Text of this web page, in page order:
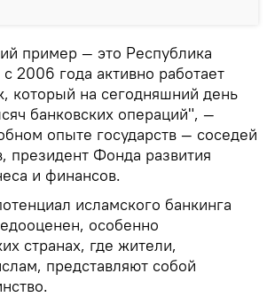
пример — это Республика
2006 года активно работает
который на сегодняшний день
банковских операций", —
опыте государств — соседей
президент Фонда развития
и финансов.
исламского банкинга
особенно
странах, где жители,
представляют собой